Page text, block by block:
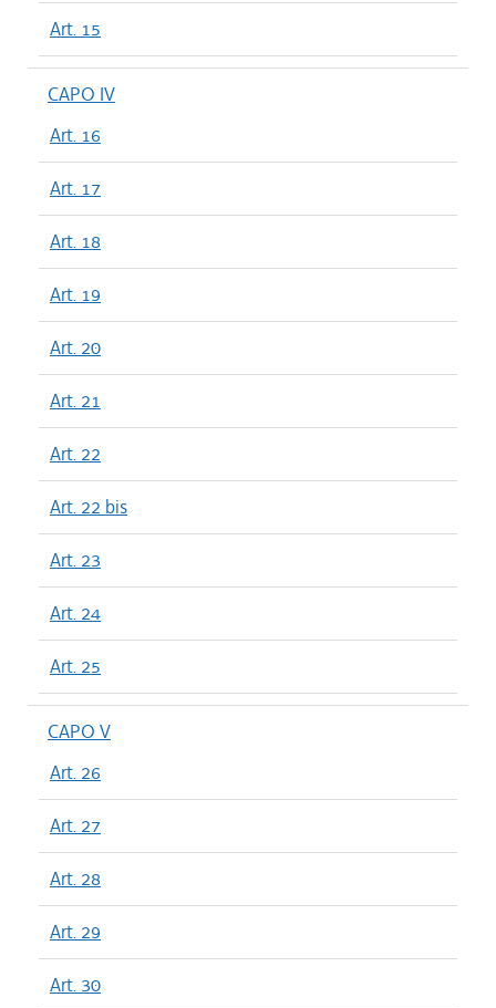
Art. 15
CAPO IV
Art. 16
Art. 17
Art. 18
Art. 19
Art. 20
Art. 21
Art. 22
Art. 22 bis
Art. 23
Art. 24
Art. 25
CAPO V
Art. 26
Art. 27
Art. 28
Art. 29
Art. 30